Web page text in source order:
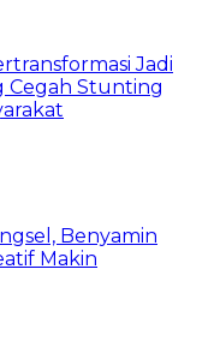
Jadi
Cegah Stunting
Benyamin
Makin